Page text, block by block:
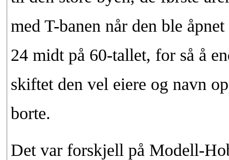
med T-banen når den ble
24 midt på 60-tallet, for så å
skiftet den vel eiere og navn
borte.
Det var forskjell på Modell-